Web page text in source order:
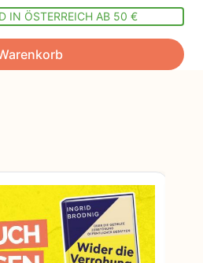
IN ÖSTERREICH AB 50 €